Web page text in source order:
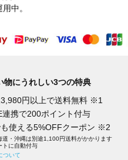
中。
物にうれしい3つの特典
円以上で送料無料 ※1
連携で200ポイント付与
使える5%OFFクーポン ※2
・沖縄は別途1,100円送料がかかります
に自動付与
ついて